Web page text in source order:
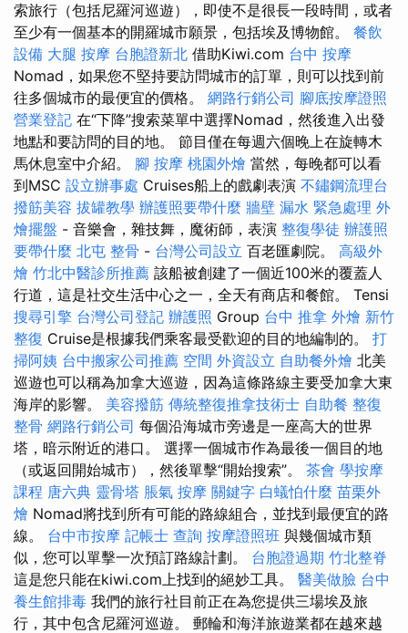
索旅行（包括尼羅河巡遊），即使不是很長一段時間，或者
至少有一個基本的開羅城市願景，包括埃及博物館。 餐飲
設備 大腿 按摩 台胞證新北 借助Kiwi.com 台中 按摩
Nomad，如果您不堅持要訪問城市的訂單，則可以找到前
往多個城市的最便宜的價格。 網路行銷公司 腳底按摩證照
營業登記 在“下降”搜索菜單中選擇Nomad，然後進入出發
地點和要訪問的目的地。 節目僅在每週六個晚上在旋轉木
馬休息室中介紹。 腳 按摩 桃園外燴 當然，每晚都可以看
到MSC 設立辦事處 Cruises船上的戲劇表演 不鏽鋼流理台
撥筋美容 拔罐教學 辦護照要帶什麼 牆壁 漏水 緊急處理 外
燴擺盤 - 音樂會，雜技舞，魔術師，表演 整復學徒 辦護照
要帶什麼 北屯 整骨 - 台灣公司設立 百老匯劇院。 高級外
燴 竹北中醫診所推薦 該船被創建了一個近100米的覆蓋人
行道，這是社交生活中心之一，全天有商店和餐館。 Tensi
搜尋引擎 台灣公司登記 辦護照 Group 台中 推拿 外燴 新竹
整復 Cruise是根據我們乘客最受歡迎的目的地編制的。 打
掃阿姨 台中搬家公司推薦 空間 外資設立 自助餐外燴 北美
巡遊也可以稱為加拿大巡遊，因為這條路線主要受加拿大東
海岸的影響。 美容撥筋 傳統整復推拿技術士 自助餐 整復
整骨 網路行銷公司 每個沿海城市旁邊是一座高大的世界
塔，暗示附近的港口。 選擇一個城市作為最後一個目的地
（或返回開始城市），然後單擊“開始搜索”。 茶會 學按摩
課程 唐六典 靈骨塔 脹氣 按摩 關鍵字 白蟻怕什麼 苗栗外
燴 Nomad將找到所有可能的路線組合，並找到最便宜的路
線。 台中市按摩 記帳士 查詢 按摩證照班 與幾個城市類
似，您可以單擊一次預訂路線計劃。 台胞證過期 竹北整脊
這是您只能在kiwi.com上找到的絕妙工具。 醫美做臉 台中
養生館排毒 我們的旅行社目前正在為您提供三場埃及旅
行，其中包含尼羅河巡遊。 郵輪和海洋旅遊業都在越來越